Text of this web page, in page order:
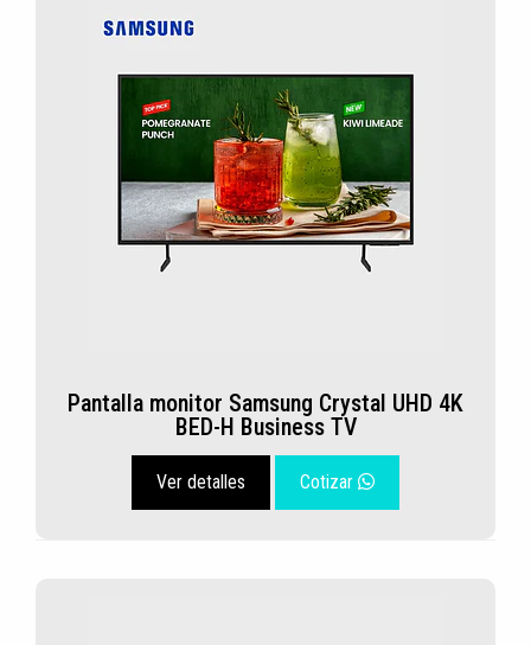
Pantalla monitor Samsung Crystal UHD 4K
BED-H Business TV
Ver detalles Cotizar